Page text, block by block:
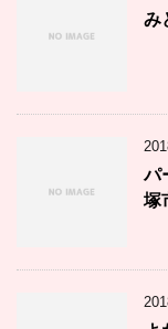
み
パ
塚